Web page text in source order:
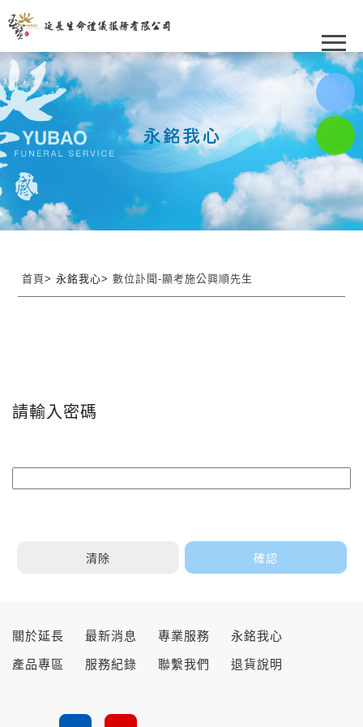
首頁> 永銘我心>數位訃聞-顯考施公興順先生
請輸入密碼
關於延長 最新消息 專業服務 永銘我心
產品專區 服務紀錄 聯繫我們 退貨說明